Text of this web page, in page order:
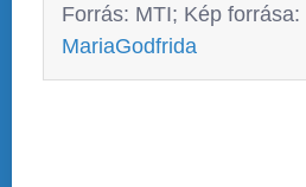
Forrás: MTI; Kép forrása:
MariaGodfrida